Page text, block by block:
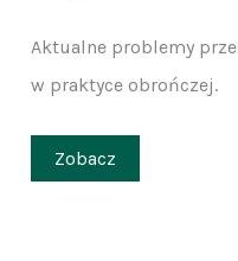
Aktualne problemy
w praktyce obrończej.
Zobacz